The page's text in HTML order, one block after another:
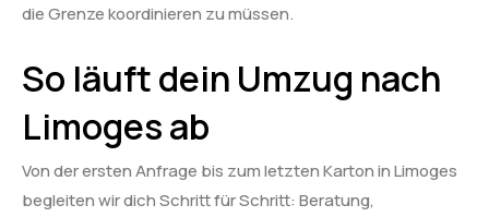
die Grenze koordinieren zu müssen.
So läuft dein Umzug nach
Limoges ab
Von der ersten Anfrage bis zum letzten Karton in Limoges
begleiten wir dich Schritt für Schritt: Beratung,